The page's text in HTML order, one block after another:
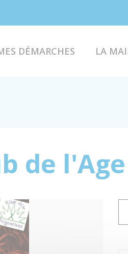
DÉMARCHES LA
de